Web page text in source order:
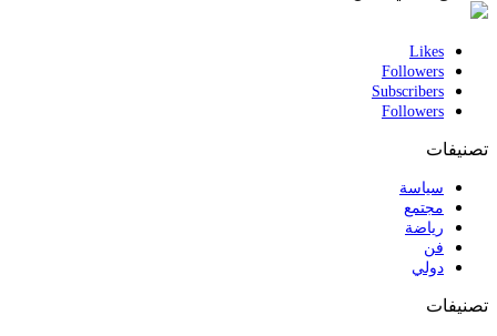
Likes
Followers
Subscribers
Followers
تصنيفات
سياسة
مجتمع
رياضة
فن
دولي
تصنيفات